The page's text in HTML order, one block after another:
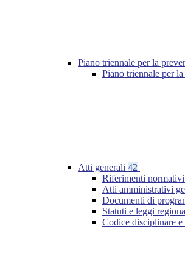
Piano triennale per la
Piano triennale per
Atti generali 42
Riferimenti
Atti amministrativi
Documenti di
Statuti e leggi
Codice disciplinare